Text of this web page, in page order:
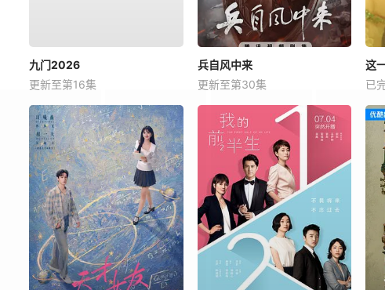
九门2026
更新至第16集
兵自风中来
更新至第30集
这
已